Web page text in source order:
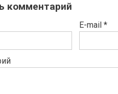
комментарий
E-mail *